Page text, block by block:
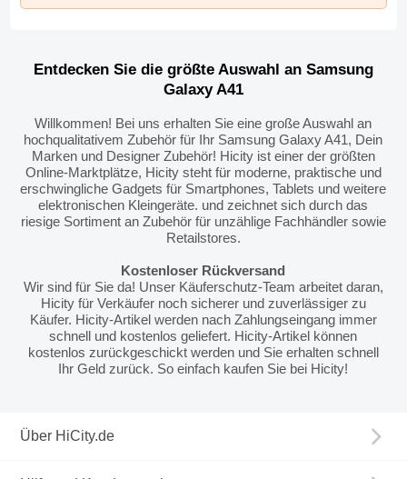
Entdecken Sie die größte Auswahl an Samsung
Galaxy A41
Willkommen! Bei uns erhalten Sie eine große Auswahl an
hochqualitativem Zubehör für Ihr Samsung Galaxy A41, Dein
Marken und Designer Zubehör! Hicity ist einer der größten
Online-Marktplätze, Hicity steht für moderne, praktische und
erschwingliche Gadgets für Smartphones, Tablets und weitere
elektronischen Kleingeräte. und zeichnet sich durch das
riesige Sortiment an Zubehör für unzählige Fachhändler sowie
Retailstores.
Kostenloser Rückversand
Wir sind für Sie da! Unser Käuferschutz-Team arbeitet daran,
Hicity für Verkäufer noch sicherer und zuverlässiger zu
Käufer. Hicity-Artikel werden nach Zahlungseingang immer
schnell und kostenlos geliefert. Hicity-Artikel können
kostenlos zurückgeschickt werden und Sie erhalten schnell
Ihr Geld zurück. So einfach kaufen Sie bei Hicity!
Über HiCity.de